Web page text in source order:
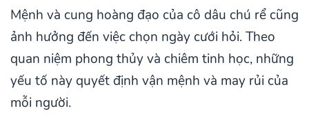
Mệnh và cung hoàng đạo của cô dâu chú rể cũng
ảnh hưởng đến việc chọn ngày cưới hỏi. Theo
quan niệm phong thủy và chiêm tinh học, những
yếu tố này quyết định vận mệnh và may rủi của
mỗi người.